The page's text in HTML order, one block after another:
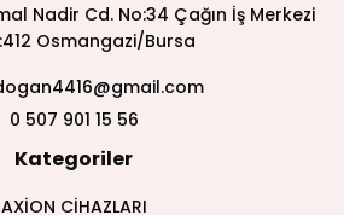
Nadir Cd. No:34 Çağın İş Merkezi
Osmangazi/Bursa
0 507 901 15 56
Kategoriler
AXİON CİHAZLARI